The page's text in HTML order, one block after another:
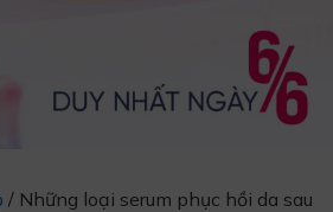
/ Những loại serum phục hồi da sau